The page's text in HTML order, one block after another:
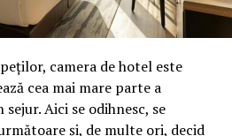
camera de hotel este
cea mai mare parte a
Aici se odihnesc, se
și, de multe ori, decid